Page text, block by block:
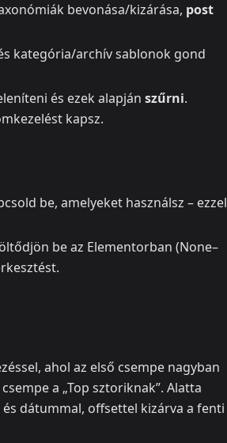
bevonása/kizárása, post
kategória/archív sablonok gond
és ezek alapján szűrni.
kapsz.
be, amelyeket használsz – ezzel
be az Elementorban (None–
ahol az első csempe nagyban
a „Top sztoriknak”. Alatta
dátummal, offsettel kizárva a fenti